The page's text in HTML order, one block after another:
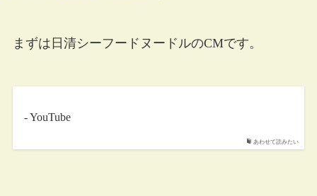
まずは日清シーフードヌードルのCMです。
あわせて読みたい
- YouTube